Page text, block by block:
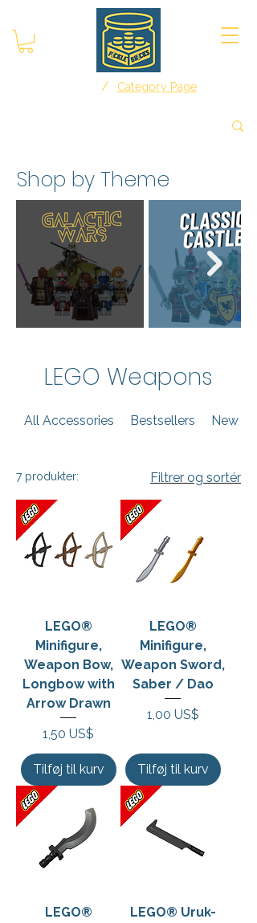
/ Category Page
Shop by Theme
LEGO Weapons
All Accessories Bestsellers New
7 produkter: Filtrer og sortér
LEGO®
Minifigure,
Weapon Bow,
Longbow with
Arrow Drawn
Pris
1,50 US$
Tilføj til kurv
LEGO®
Minifigure,
Weapon Sword,
Saber / Dao
Pris
1,00 US$
Tilføj til kurv
LEGO®
LEGO® Uruk-